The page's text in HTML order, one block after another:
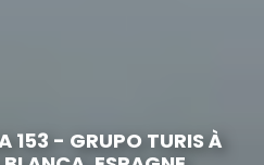
153 - GRUPO TURIS À